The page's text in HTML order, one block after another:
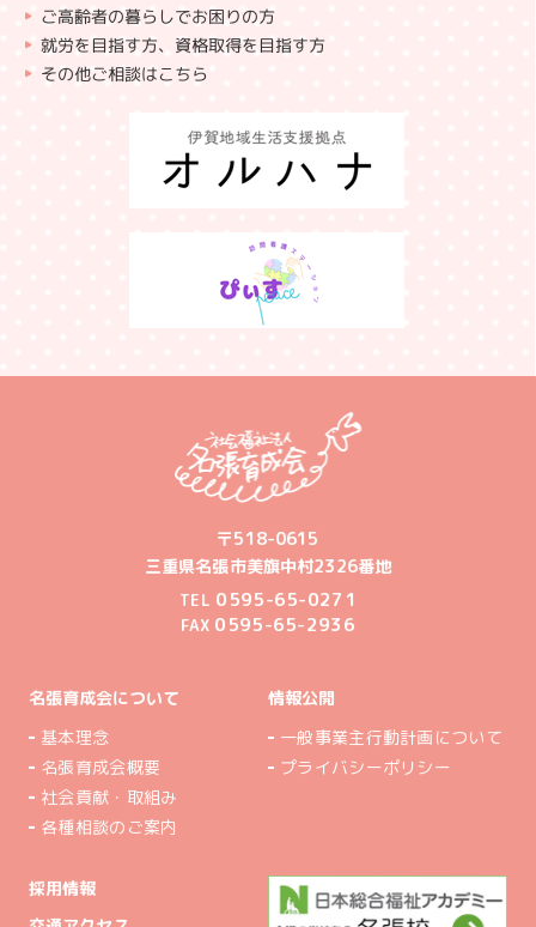
ご高齢者の暮らしでお困りの方
就労を目指す方、資格取得を目指す方
その他ご相談はこちら
〒518-0615
三重県名張市美旗中村2326番地
TEL 0595-65-0271
FAX 0595-65-2936
名張育成会について
基本理念
名張育成会概要
社会貢献・取組み
各種相談のご案内
情報公開
一般事業主行動計画について
プライバシーポリシー
採用情報